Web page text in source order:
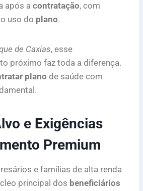
após a contratação, com
uso do plano.
de Caxias, esse
próximo faz toda a diferença.
plano de saúde com
e Exigências
Premium
e famílias de alta renda
principal dos beneficiários